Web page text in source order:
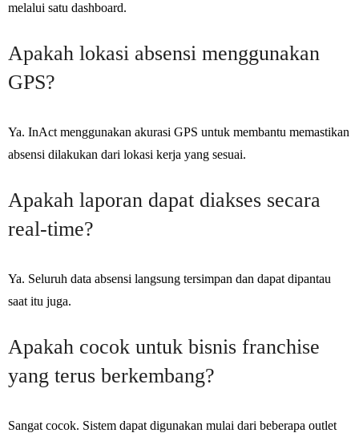
melalui satu dashboard.
Apakah lokasi absensi menggunakan
GPS?
Ya. InAct menggunakan akurasi GPS untuk membantu memastikan
absensi dilakukan dari lokasi kerja yang sesuai.
Apakah laporan dapat diakses secara
real-time?
Ya. Seluruh data absensi langsung tersimpan dan dapat dipantau
saat itu juga.
Apakah cocok untuk bisnis franchise
yang terus berkembang?
Sangat cocok. Sistem dapat digunakan mulai dari beberapa outlet